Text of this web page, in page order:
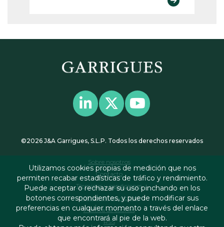
©2026 J&A Garrigues, S.L.P. Todos los derechos reservados
Sobre nosotros
Contacto
Términos y condiciones
Política de privacidad
Política de cookies
RSS
Utilizamos cookies propias de medición que nos
permiten recabar estadísticas de tráfico y rendimiento.
Puede aceptar o rechazar su uso pinchando en los
botones correspondientes, y puede modificar sus
preferencias en cualquier momento a través del enlace
que encontrará al pie de la web.